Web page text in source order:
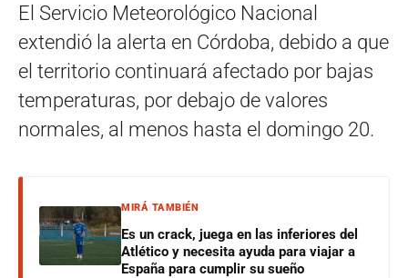
El Servicio Meteorológico Nacional
extendió la alerta en Córdoba, debido a que
el territorio continuará afectado por bajas
temperaturas, por debajo de valores
normales, al menos hasta el domingo 20.
MIRÁ TAMBIÉN
Es un crack, juega en las inferiores del
Atlético y necesita ayuda para viajar a
España para cumplir su sueño